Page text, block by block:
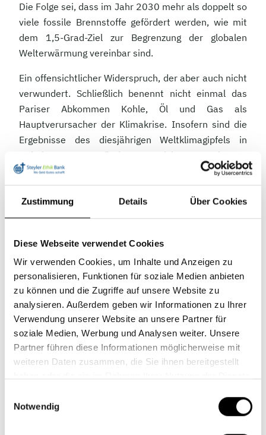
Zustimmung Details Über Cookies
Diese Webseite verwendet Cookies
Wir verwenden Cookies, um Inhalte und Anzeigen zu
personalisieren, Funktionen für soziale Medien anbieten
zu können und die Zugriffe auf unsere Website zu
analysieren. Außerdem geben wir Informationen zu Ihrer
Verwendung unserer Website an unsere Partner für
soziale Medien, Werbung und Analysen weiter. Unsere
Partner führen diese Informationen möglicherweise mit
weiteren Daten zusammen, die Sie ihnen bereitgestellt
Notwendig
Die Folge sei, dass im Jahr 2030 mehr als doppelt so
viele fossile Brennstoffe gefördert werden, wie mit
dem 1,5-Grad-Ziel zur Begrenzung der globalen
Welterwärmung vereinbar sind.
Ein offensichtlicher Widerspruch, der aber auch nicht
verwundert. Schließlich benennt nicht einmal das
Pariser Abkommen Kohle, Öl und Gas als
Hauptverursacher der Klimakrise. Insofern sind die
Ergebnisse des diesjährigen Weltklimagipfels in
Dubai unter Umständen gar nicht so gering zu
schätzen. Immerhin einigte man sich im
Schlussdokument auf einen „Übergang weg von
fossilen Energieträgern in den Energiesystemen“.
Dieser soll auf eine gerechte, geordnete und faire
Widerstands von Ländern, die auf Einnahmen aus Öl
angewiesen sind, nicht zu erreichen.
Es braucht Verbindlichkeit
Klar ist aber auch: Nur mit einer schnellen und
endgültigen Abkehr von fossilen Brennstoffen kann
die Klimaerwärmung begrenzt werden. Die Steyler
Ethik Bank hat sich daher der Initiative „Fossil Fuel
angeschlossen. Das globale Bündnis verfolgt das Ziel,